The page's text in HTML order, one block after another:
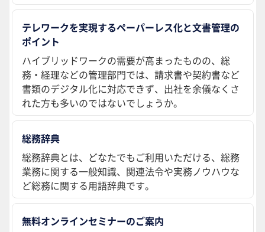
テレワークを実現するペーパーレス化と文書管理の
ポイント
ハイブリッドワークの需要が高まったものの、総
務・経理などの管理部門では、請求書や契約書など
書類のデジタル化に対応できず、出社を余儀なくさ
れた方も多いのではないでしょうか。
総務辞典
総務辞典とは、どなたでもご利用いただける、総務
業務に関する一般知識、関連法令や実務ノウハウな
ど総務に関する用語辞典です。
無料オンラインセミナーのご案内